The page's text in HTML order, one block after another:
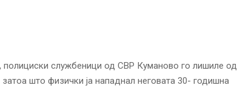
полициски службеници од СВР Куманово го лишиле од
што физички ја нападнал неговата 30- годишна